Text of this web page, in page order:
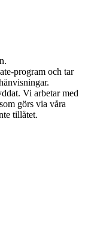
program och tar
Vi arbetar med
görs via våra
tillåtet.